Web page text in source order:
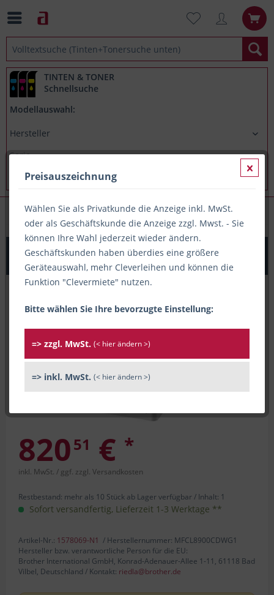
TINTEN & TONER
Schnellsuche
Modellauswahl:
Drucker, Kopierer & Co.
Brother MFC-L8900CDW Farblaser-Multifunktionsgerät
Vollduplex
82051 € *
inkl. MwSt. / ggf. zzgl. Versandkosten
Restbestand: mehr als 10 Stück ab Lager verfügbar / Inhalt: 1
Sofort versandfertig, Lieferzeit 1-3 Werktage **
Artikel-Nr.: 1578069-N1 / Herstellernummer: MFCL8900CDWG1
Hersteller bzw. verantwortliche Person für die EU:
Brother International GmbH, Konrad-Adenauer-Allee 1-11, 61118 Bad
Vilbel, Deutschland / Kontakt: riedla@brother.de
Preisauszeichnung
Wählen Sie als Privatkunde die Anzeige inkl. MwSt.
oder als Geschäftskunde die Anzeige zzgl. Mwst. - Sie
können Ihre Wahl jederzeit wieder ändern.
Geschäftskunden haben überdies eine größere
Geräteauswahl, mehr Cleverleihen und können die
Funktion "Clevermiete" nutzen.
Bitte wählen Sie Ihre bevorzugte Einstellung:
=> zzgl. MwSt. (< hier ändern >)
=> inkl. MwSt. (< hier ändern >)